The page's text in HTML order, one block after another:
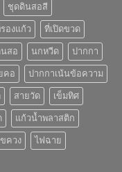
ชุดดินสอสี
องแก้ว ที่เปิดขวด
นสอ นกหวีด ปากกา
คอ ปากกาเน้นข้อความ
สายวัด เข็มทิศ
แก้วน้ำพลาสติก
ควง ไฟฉาย